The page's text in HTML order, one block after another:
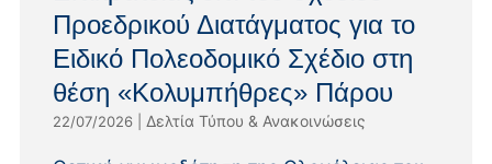
Προεδρικού Διατάγματος για το
Ειδικό Πολεοδομικό Σχέδιο στη
θέση «Κολυμπήθρες» Πάρου
22/07/2026| Δελτία Τύπου & Ανακοινώσεις